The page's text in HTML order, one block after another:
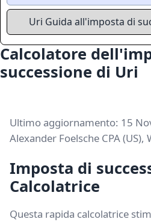
Uri Guida all'imposta di
Calcolatore
successione di Uri
Ultimo aggiornamento: 15
Alexander Foelsche CPA (US),
Imposta di
Calcolatrice
Questa rapida calcolatrice